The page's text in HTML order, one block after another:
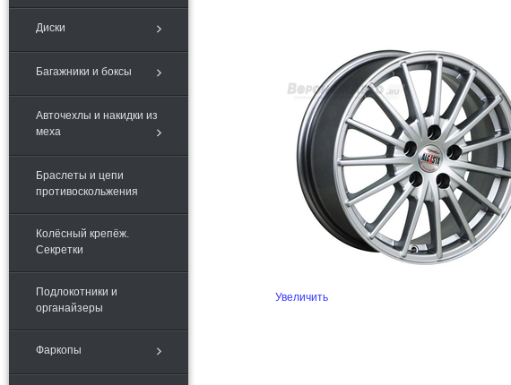
Диски
Багажники и боксы
Авточехлы и накидки из
меха
Браслеты и цепи
противоскольжения
Колёсный крепёж.
Секретки
Подлокотники и
органайзеры
Фаркопы
Увеличить